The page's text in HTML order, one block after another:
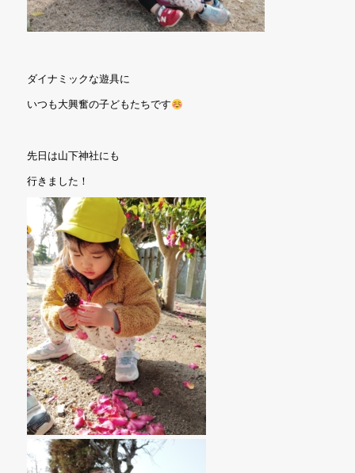
ダイナミックな遊具に
いつも大興奮の子どもたちです
先日は山下神社にも
行きました！